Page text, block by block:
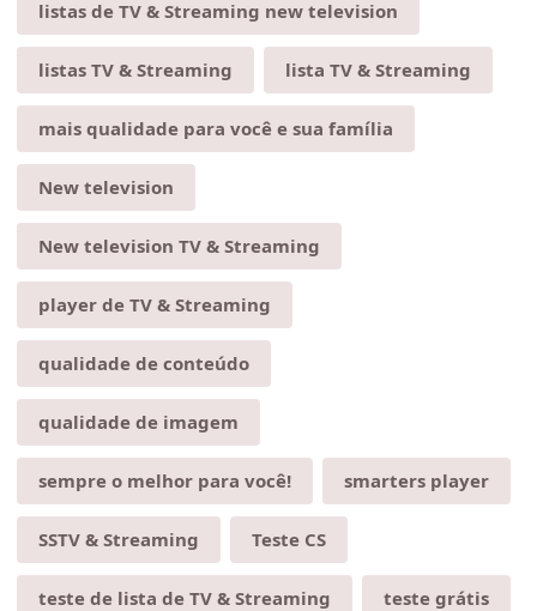
listas de TV & Streaming new television
listas TV & Streaming lista TV & Streaming
mais qualidade para você e sua família
New television
New television TV & Streaming
player de TV & Streaming
qualidade de conteúdo
qualidade de imagem
sempre o melhor para você! smarters player
SSTV & Streaming Teste CS
teste de lista de TV & Streaming teste grátis